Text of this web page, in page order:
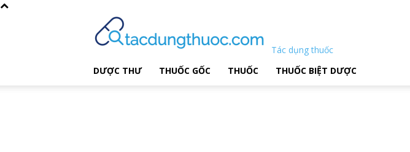
Tác dụng thuốc
DƯỢC THƯ
THUỐC GỐC THUỐC THUỐC BIỆT DƯỢC